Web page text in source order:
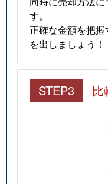
す。
正確な金額を把
を出しましょう！
STEP3 比